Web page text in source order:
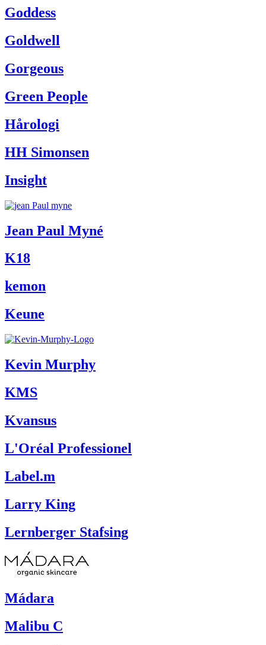
Goddess
Goldwell
Gorgeous
Green People
Hårologi
HH Simonsen
Insight
Jean Paul Myné
K18
kemon
Keune
Kevin Murphy
KMS
Kvansus
L'Oréal Professionel
Label.m
Larry King
Lernberger Stafsing
Mádara
Malibu C